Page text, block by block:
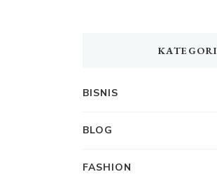
KATEGORI
BISNIS
BLOG
FASHION